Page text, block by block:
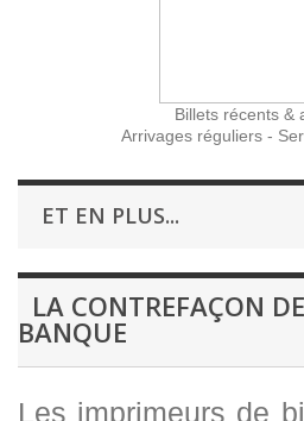
Billets récents &
Arrivages réguliers -
ET EN PLUS...
LA CONTREFAÇON
BANQUE
Les imprimeurs de